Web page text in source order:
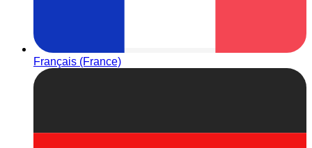
Français (France)